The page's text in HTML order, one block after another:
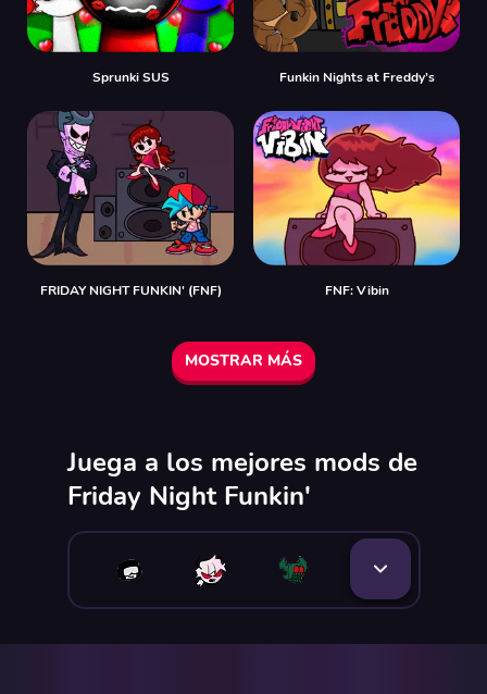
Sprunki SUS Funkin Nights at Freddy’s
FRIDAY NIGHT FUNKIN' (FNF) FNF: Vibin
MOSTRAR MÁS
Juega a los mejores mods de
Friday Night Funkin'